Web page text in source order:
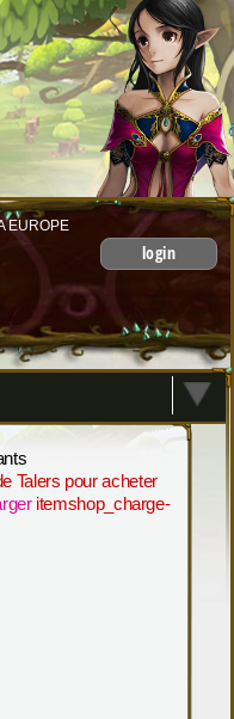
EUROPE
login
Talers pour acheter
itemshop_charge-